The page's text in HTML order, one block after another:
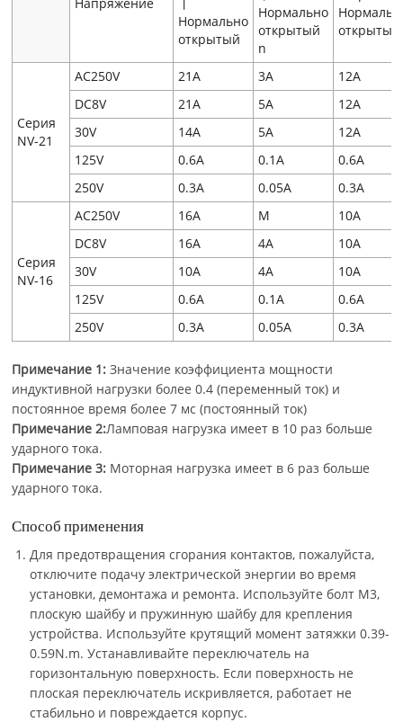
Нормально
открытый
Нормально
открытый
n
открытый
Серия
NV-21
AC250V 21A 3A
12A
DC8V
21A 5A
12A
30V
14A 5A
12A
125V
0.6A 0.1A
0.6A
250V
0.3A 0.05A 0.3A
Серия
NV-16
AC250V 16A M
10A
DC8V
16A 4A
10A
30V
10A 4A
10A
125V
0.6A 0.1A
0.6A
250V
0.3A 0.05A 0.3A
Примечание 1: Значение коэффициента мощности
индуктивной нагрузки более 0.4 (переменный ток) и
постоянное время более 7 мс (постоянный ток)
Примечание 2:Ламповая нагрузка имеет в 10 раз больше
ударного тока.
Примечание 3: Моторная нагрузка имеет в 6 раз больше
ударного тока.
Способ применения
Для предотвращения сгорания контактов, пожалуйста,
отключите подачу электрической энергии во время
установки, демонтажа и ремонта. Используйте болт M3,
плоскую шайбу и пружинную шайбу для крепления
устройства. Используйте крутящий момент затяжки 0.39-
0.59N.m. Устанавливайте переключатель на
горизонтальную поверхность. Если поверхность не
плоская переключатель искривляется, работает не
стабильно и повреждается корпус.